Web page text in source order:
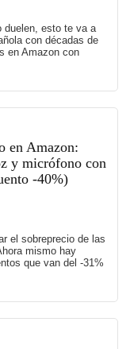
duelen, esto te va a
con décadas de
en Amazon con
en Amazon:
y micrófono con
-40%)
el sobreprecio de las
mismo hay
que van del -31%